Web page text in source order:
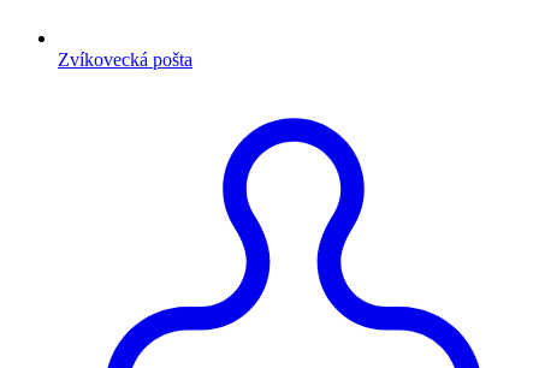
Zvíkovecká pošta